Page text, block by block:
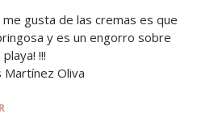
me gusta de las cremas es que
y es un engorro sobre
!!!
Martínez Oliva